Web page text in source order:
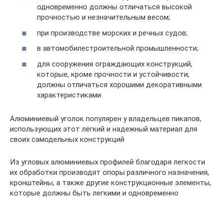
одновременно должны отличаться высокой
прочностью и незначительным весом;
при производстве морских и речных судов;
в автомобилестроительной промышленности;
для сооружения ограждающих конструкций,
которые, кроме прочности и устойчивости,
должны отличаться хорошими декоративными
характеристиками.
Алюминиевый уголок популярен у владельцев пикапов,
использующих этот лёгкий и надежный материал для
своих самодельных конструкций
Из угловых алюминиевых профилей благодаря легкости
их обработки производят опоры различного назначения,
кронштейны, а также другие конструкционные элементы,
которые должны быть легкими и одновременно